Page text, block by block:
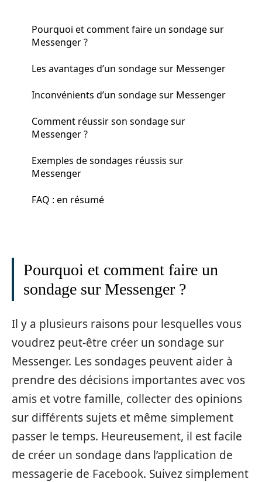
Pourquoi et comment faire un sondage sur
Messenger ?
Les avantages d’un sondage sur Messenger
Inconvénients d’un sondage sur Messenger
Comment réussir son sondage sur
Messenger ?
Exemples de sondages réussis sur
Messenger
FAQ : en résumé
Pourquoi et comment faire un
sondage sur Messenger ?
Il y a plusieurs raisons pour lesquelles vous
voudrez peut-être créer un sondage sur
Messenger. Les sondages peuvent aider à
prendre des décisions importantes avec vos
amis et votre famille, collecter des opinions
sur différents sujets et même simplement
passer le temps. Heureusement, il est facile
de créer un sondage dans l’application de
messagerie de Facebook. Suivez simplement